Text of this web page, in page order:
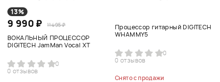
13%
9 990 ₽ 11 495 ₽
ВОКАЛЬНЫЙ ПРОЦЕССОР
DIGITECH JamMan Vocal XT
0
0 отзывов
Процессор гитарный DIGITECH
WHAMMY5
0
0 отзывов
Снято с продажи